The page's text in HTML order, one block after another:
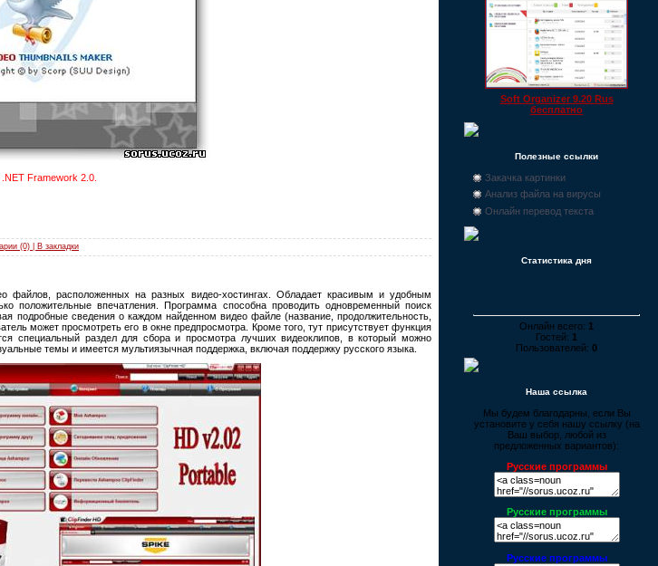
Framework 2.0.
(0) | В закладки
файлов, расположенных на разных видео-хостингах. Обладает красивым и удобным
положительные впечатления. Программа способна проводить одновременный поиск
подробные сведения о каждом найденном видео файле (название, продолжительность,
может просмотреть его в окне предпросмотра. Кроме того, тут присутствует функция
специальный раздел для сбора и просмотра лучших видеоклипов, в который можно
темы и имеется мультиязычная поддержка, включая поддержку русского языка.
Soft Organizer 9.20 Rus
бесплатно
Полезные ссылки
Закачка картинки
Анализ файла на вирусы
Онлайн перевод текста
Статистика дня
Онлайн всего: 1
Гостей: 1
Пользователей: 0
Наша ссылка
Мы будем благодарны, если Вы
установите у себя нашу ссылку (на
Ваш выбор, любой из
предложенных вариантов):
Русские программы
Русские программы
Русские программы